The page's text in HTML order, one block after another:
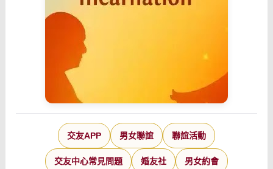
交友APP 男女聯誼 聯誼活動
交友中心常見問題 婚友社 男女約會